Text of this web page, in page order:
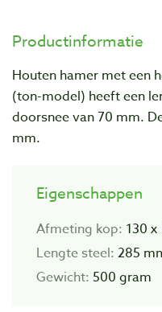
Productinformatie
Houten hamer met een
(ton-model) heeft een
doorsnee van 70 mm.
mm.
Eigenschappen
Afmeting kop: 130
Lengte steel: 285
Gewicht: 500 gram